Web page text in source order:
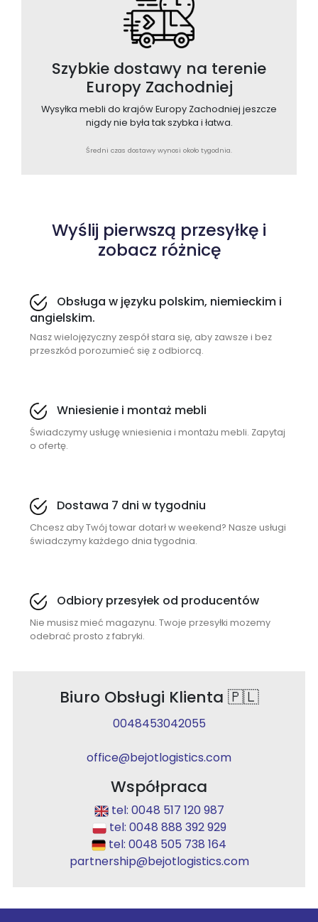
Szybkie dostawy na terenie
Europy Zachodniej
Wysyłka mebli do krajów Europy Zachodniej jeszcze
nigdy nie była tak szybka i łatwa.
Średni czas dostawy wynosi około tygodnia.
Wyślij pierwszą przesyłkę i
zobacz różnicę
Obsługa w języku polskim, niemieckim i
angielskim.
Nasz wielojęzyczny zespół stara się, aby zawsze i bez
przeszkód porozumieć się z odbiorcą.
Wniesienie i montaż mebli
Świadczymy usługę wniesienia i montażu mebli. Zapytaj
o ofertę.
Dostawa 7 dni w tygodniu
Chcesz aby Twój towar dotarł w weekend? Nasze usługi
świadczymy każdego dnia tygodnia.
Odbiory przesyłek od producentów
Nie musisz mieć magazynu. Twoje przesyłki mozemy
odebrać prosto z fabryki.
Biuro Obsługi Klienta 🇵🇱
0048453042055
office@bejotlogistics.com
Współpraca
tel: 0048 517 120 987
tel: 0048 888 392 929
tel: 0048 505 738 164
partnership@bejotlogistics.com